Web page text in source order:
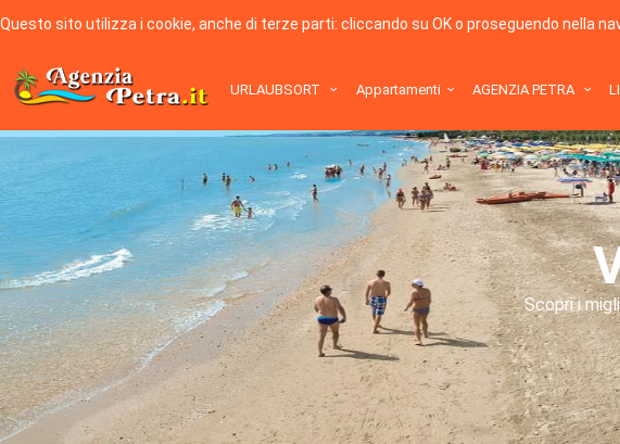
Questo sito utilizza i cookie, anche di terze parti: cliccando su OK o proseguendo nella
URLAUBSORT Appartamenti AGENZIA PETRA
Scopri i